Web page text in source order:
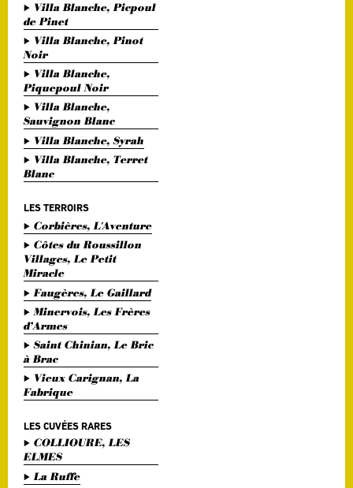
Villa Blanche, Picpoul
de Pinet
Villa Blanche, Pinot
Noir
Villa Blanche,
Piquepoul Noir
Villa Blanche,
Sauvignon Blanc
Villa Blanche, Syrah
Villa Blanche, Terret
Blanc
LES TERROIRS
Corbières, L'Aventure
Côtes du Roussillon
Villages, Le Petit
Miracle
Faugères, Le Gaillard
Minervois, Les Frères
d’Armes
Saint Chinian, Le Bric
à Brac
Vieux Carignan, La
Fabrique
LES CUVÉES RARES
COLLIOURE, LES
ELMES
La Ruffe